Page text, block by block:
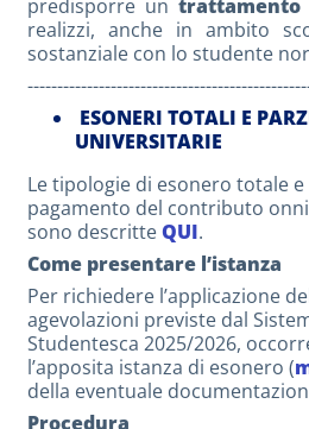
predisporre un trattamento
realizzi, anche in ambito
sostanziale con lo studente
ESONERI TOTALI E
UNIVERSITARIE
Le tipologie di esonero totale
pagamento del contributo
sono descritteQUI.
Come presentare l’istanza
Per richiedere l’applicazione
agevolazioni previste dal
Studentesca 2025/2026,
l’apposita istanza di esonero (
della eventuale
Procedura